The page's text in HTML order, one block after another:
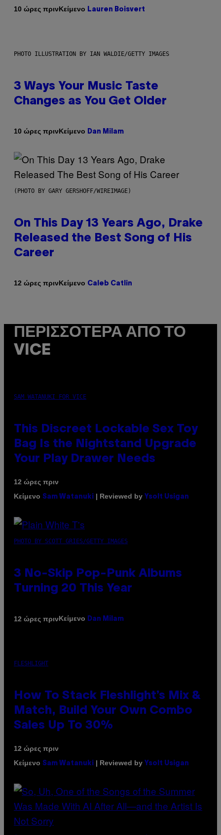
10 ώρες πρινΚείμενο Lauren Boisvert
PHOTO ILLUSTRATION BY IAN WALDIE/GETTY IMAGES
3 Ways Your Music Taste
Changes as You Get Older
10 ώρες πρινΚείμενο Dan Milam
(PHOTO BY GARY GERSHOFF/WIREIMAGE)
On This Day 13 Years Ago, Drake
Released the Best Song of His
Career
12 ώρες πρινΚείμενο Caleb Catlin
ΠΕΡΙΣΣΌΤΕΡΑ ΑΠΌ ΤΟ
VICE
SAM WATANUKI FOR VICE
This Discreet Lockable Sex Toy
Bag Is the Nightstand Upgrade
Your Play Drawer Needs
12 ώρες πριν
Κείμενο Sam Watanuki | Reviewed by Ysolt Usigan
PHOTO BY SCOTT GRIES/GETTY IMAGES
3 No-Skip Pop-Punk Albums
Turning 20 This Year
12 ώρες πρινΚείμενο Dan Milam
FLESHLIGHT
How To Stack Fleshlight’s Mix &
Match, Build Your Own Combo
Sales Up To 30%
12 ώρες πριν
Κείμενο Sam Watanuki | Reviewed by Ysolt Usigan